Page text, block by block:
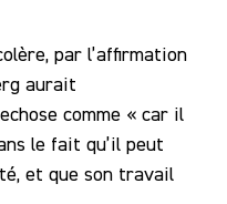
par l’affirmation
aurait
comme « car il
le fait qu’il peut
et que son travail